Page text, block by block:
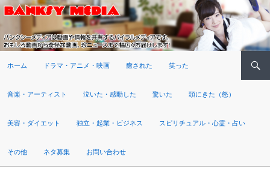
ホーム ドラマ・アニメ・映画 癒された 笑った
音楽・アーティスト 泣いた・感動した 驚いた 頭にきた（怒）
美容・ダイエット 独立・起業・ビジネス スピリチュアル・心霊・占い
その他 ネタ募集 お問い合わせ